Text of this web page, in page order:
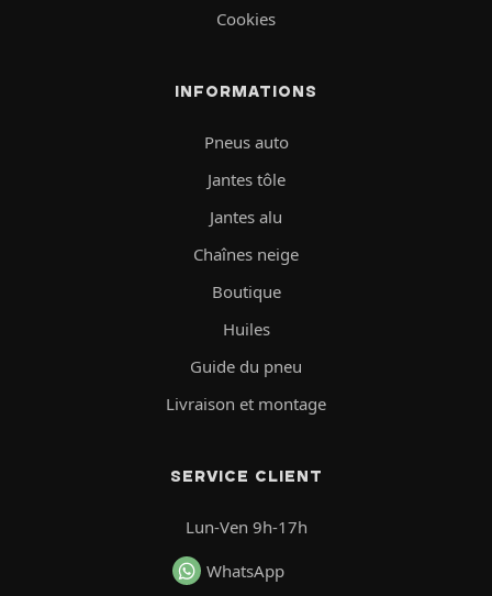
Cookies
INFORMATIONS
Pneus auto
Jantes tôle
Jantes alu
Chaînes neige
Boutique
Huiles
Guide du pneu
Livraison et montage
SERVICE CLIENT
Lun-Ven 9h-17h
WhatsApp